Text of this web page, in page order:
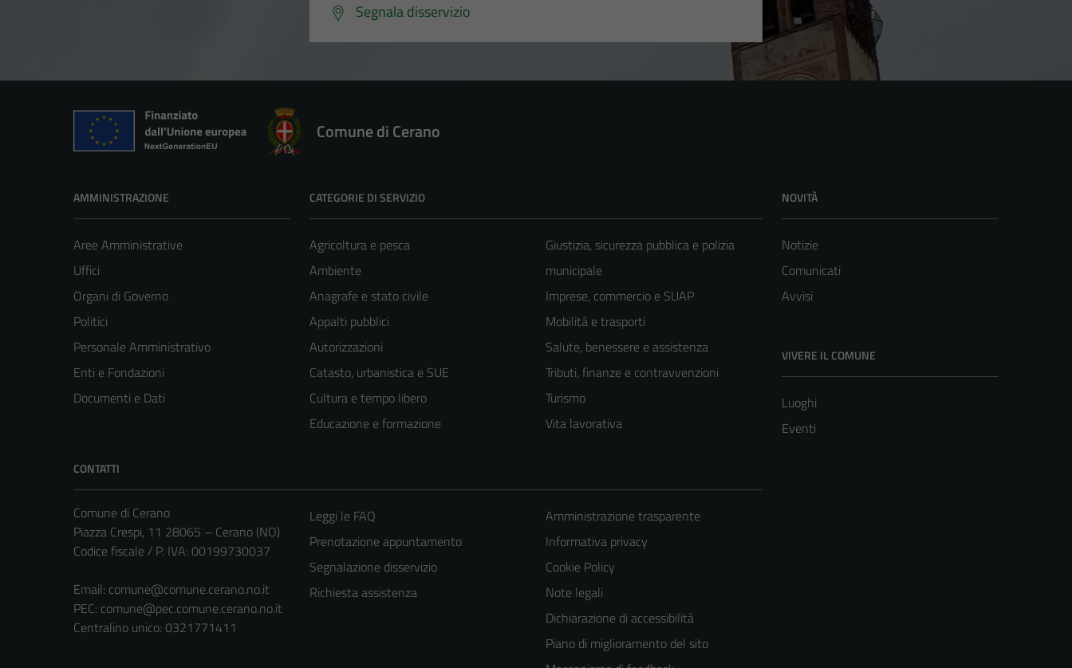
Segnala disservizio
Comune di Cerano
AMMINISTRAZIONE
Aree Amministrative
Uffici
Organi di Governo
Politici
Personale Amministrativo
Enti e Fondazioni
Documenti e Dati
CATEGORIE DI SERVIZIO
Agricoltura e pesca
Ambiente
Anagrafe e stato civile
Appalti pubblici
Autorizzazioni
Catasto, urbanistica e SUE
Cultura e tempo libero
Educazione e formazione
Giustizia, sicurezza pubblica e polizia
municipale
Imprese, commercio e SUAP
Mobilità e trasporti
Salute, benessere e assistenza
Tributi, finanze e contravvenzioni
Turismo
Vita lavorativa
NOVITÀ
Notizie
Comunicati
Avvisi
VIVERE IL COMUNE
Luoghi
Eventi
CONTATTI
Comune di Cerano
Piazza Crespi, 11 28065 – Cerano (NO)
Codice fiscale / P. IVA: 00199730037
Email: comune@comune.cerano.no.it
PEC: comune@pec.comune.cerano.no.it
Centralino unico: 0321771411
Leggi le FAQ
Prenotazione appuntamento
Segnalazione disservizio
Richiesta assistenza
Amministrazione trasparente
Informativa privacy
Cookie Policy
Note legali
Dichiarazione di accessibilità
Piano di miglioramento del sito
Tecnici
Questi cookie
sono necessari
per il
funzionamento
del sito e non